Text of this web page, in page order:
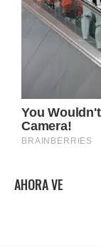
AHORA VE